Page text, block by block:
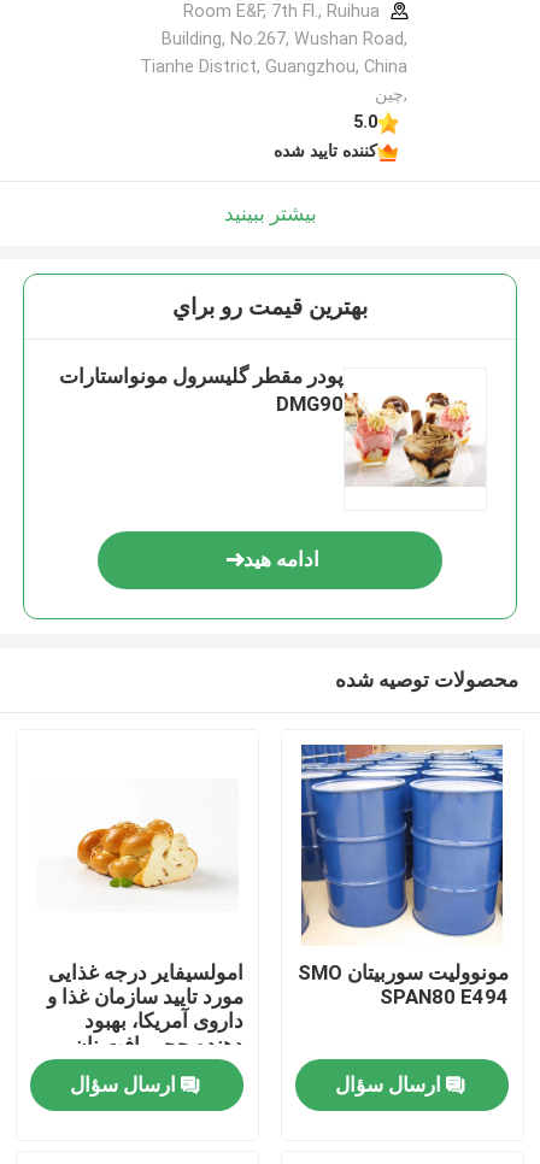
صفحه اصلی
محصولات
Room E&F, 7th Fl., Ruihua
Building, No.267, Wushan Road,
Tianhe District, Guangzhou, China
,چین
5.0
کننده تایید شده
بیشتر ببینید
بهترين قيمت رو براي
پودر مقطر گلیسرول مونواستارات
DMG90
ادامه هید
محصولات توصیه شده
مونوولیت سوربیتان SMO
SPAN80 E494
ارسال سؤال
امولسیفایر درجه غذایی
مورد تایید سازمان غذا و
داروی آمریکا، بهبود
دهنده حجم بافت نان
DMG
ارسال سؤال